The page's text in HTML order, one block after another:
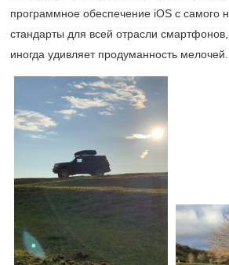
программное обеспечение iOS с самого
стандарты для всей отрасли
иногда удивляет продуманность мелочей.